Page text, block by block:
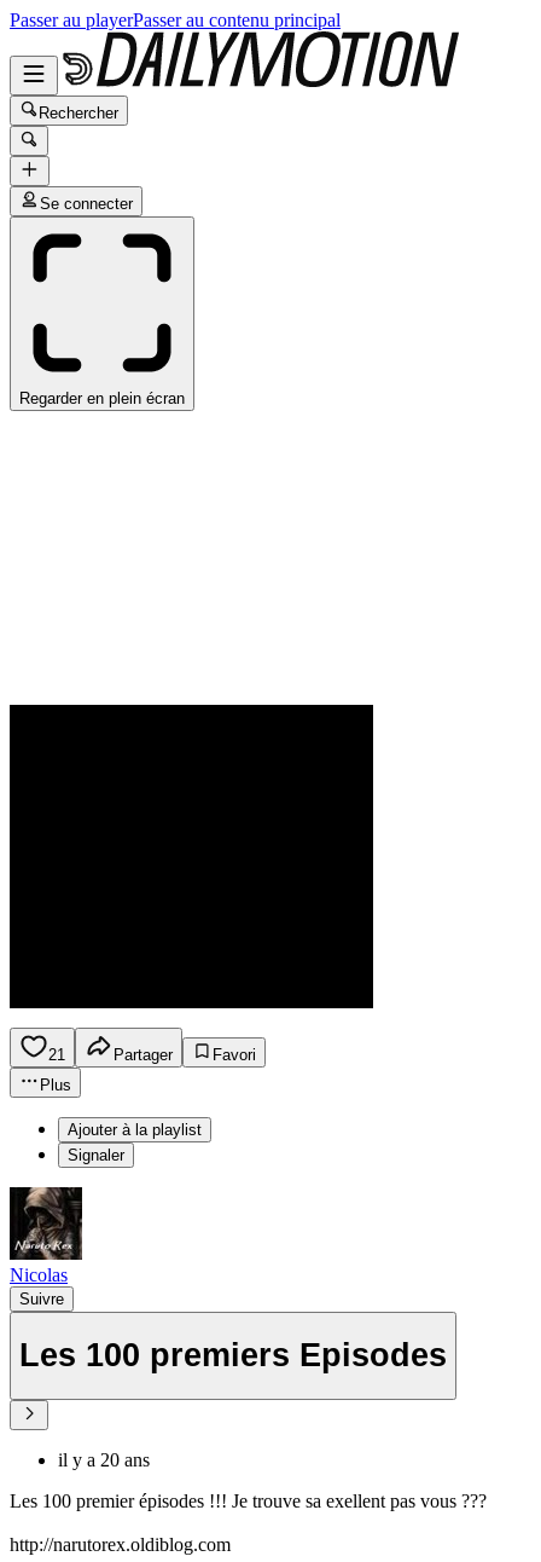
Passer au playerPasser au contenu principal
Rechercher
Se connecter
Regarder en plein écran
21 Partager
Favori
Plus
Ajouter à la playlist
Signaler
Nicolas
Suivre
Les 100 premiers Episodes
il y a 20 ans
Les 100 premier épisodes !!! Je trouve sa exellent pas vous ???
http://narutorex.oldiblog.com